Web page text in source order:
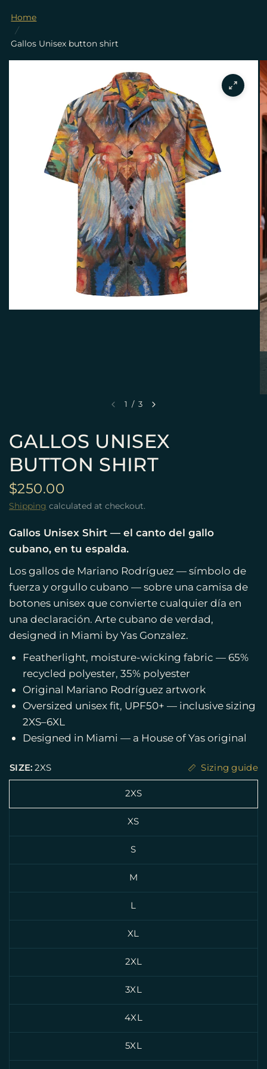
Home
/
Gallos Unisex button shirt
1 / 3
GALLOS UNISEX
BUTTON SHIRT
$250.00
Shipping calculated at checkout.
Gallos Unisex Shirt — el canto del gallo
cubano, en tu espalda.
Los gallos de Mariano Rodríguez — símbolo de
fuerza y orgullo cubano — sobre una camisa de
botones unisex que convierte cualquier día en
una declaración. Arte cubano de verdad,
designed in Miami by Yas Gonzalez.
Featherlight, moisture-wicking fabric — 65%
recycled polyester, 35% polyester
Original Mariano Rodríguez artwork
Oversized unisex fit, UPF50+ — inclusive sizing
2XS–6XL
Designed in Miami — a House of Yas original
SIZE: 2XS Sizing guide
2XS
XS
S
M
L
XL
2XL
3XL
4XL
5XL